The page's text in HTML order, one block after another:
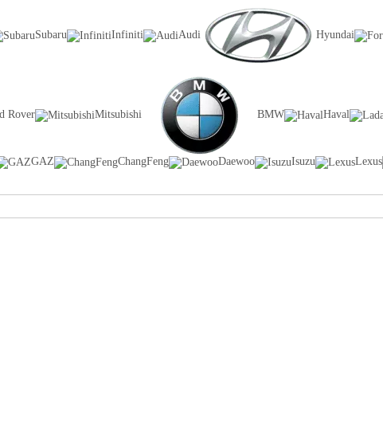
Subaru Infiniti Audi Hyundai
Rover Mitsubishi BMW Haval
GAZ ChangFeng Daewoo Isuzu Lexus